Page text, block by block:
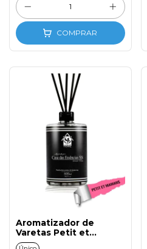
COMPRAR
Aromatizador de
Varetas Petit et
Mamans 500ml com